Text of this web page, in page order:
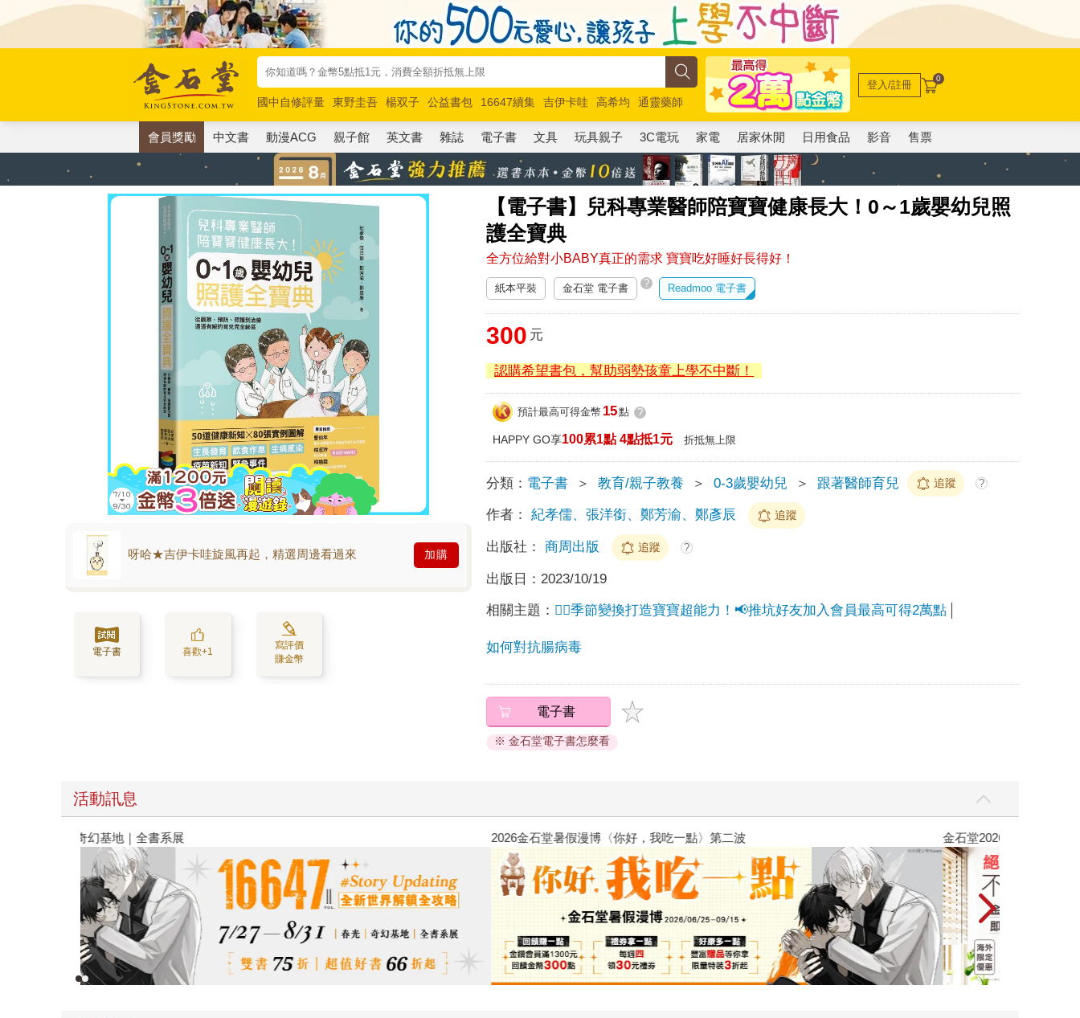
國中自修評量 東野圭吾 楊双子 公益書包 16647續集 吉伊卡哇 高希均
通靈藥師
唯紅花綻放
奧德賽 路邊攤新作 馬斯克 玩具總動員5 超慢跑
登入/註冊 0
會員獎勵 中文書 動漫ACG 親子館 英文書 雜誌 電子書 文具 玩具親子 3C電玩 家電 居家休閒 日用食品 影音 售票
【電子書】兒科專業醫師陪寶寶健康長大！0～1歲嬰幼兒照
護全寶典
全方位給對小BABY真正的需求 寶寶吃好睡好長得好！
呀哈★吉伊卡哇旋風再起，精選周邊看過來 加購
電子書 喜歡+1
寫評價
賺金幣
紙本平裝 金石堂 電子書 ? Readmoo 電子書
300 元
認購希望書包，幫助弱勢孩童上學不中斷！
預計最高可得金幣 15點 ?
HAPPY GO享100累1點 4點抵1元 折抵無上限
分類： 電子書 ＞ 教育/親子教養 ＞ 0-3歲嬰幼兒 ＞ 跟著醫師育兒 追蹤 ?
作者： 紀孝儒、張洋銜、鄭芳渝、鄭彥辰 追蹤
出版社： 商周出版 追蹤 ?
出版日： 2023/10/19
相關主題： 🐱‍🏍季節變換打造寶寶超能力！📢推坑好友加入會員最高可得2萬點
如何對抗腸病毒
電子書
※ 金石堂電子書怎麼看
活動訊息
春光ｘ奇幻基地｜全書系展 2026金石堂暑假漫博〈你好，我吃一點〉第二波 金石堂2026海